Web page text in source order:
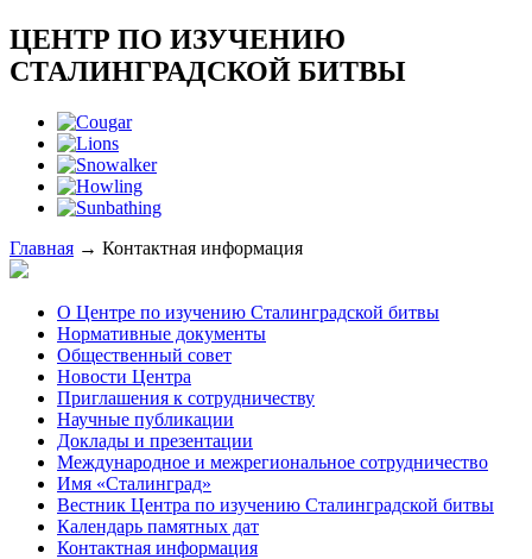
ЦЕНТР ПО ИЗУЧЕНИЮ
СТАЛИНГРАДСКОЙ БИТВЫ
Главная → Контактная информация
О Центре по изучению Сталинградской битвы
Нормативные документы
Общественный совет
Новости Центра
Приглашения к сотрудничеству
Научные публикации
Доклады и презентации
Международное и межрегиональное сотрудничество
Имя «Сталинград»
Вестник Центра по изучению Сталинградской битвы
Календарь памятных дат
Контактная информация